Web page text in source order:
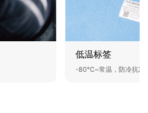
低温标签
-80℃~常温，防冷抗冻